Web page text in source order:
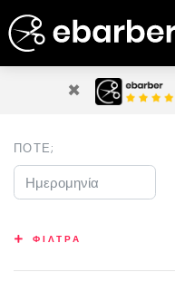
×
ΠΟΤΕ;
ΦΙΛΤΡΑ